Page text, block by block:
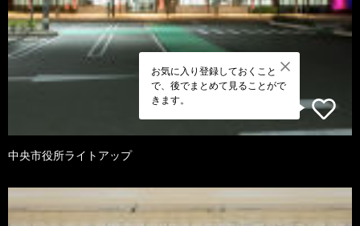
お気に入り登録しておくこと
で、後でまとめて見ることがで
きます。
中央市役所ライトアップ